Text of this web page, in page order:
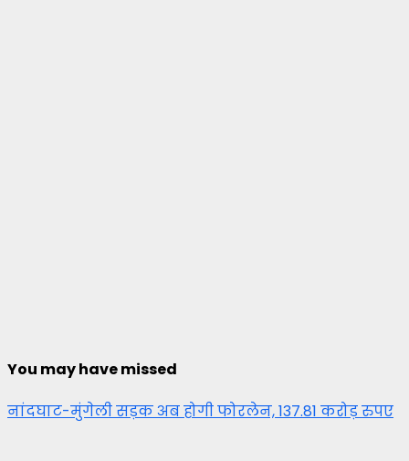
You may have missed
नांदघाट-मुंगेली सड़क अब होगी फोरलेन, 137.81 करोड़ रुपए